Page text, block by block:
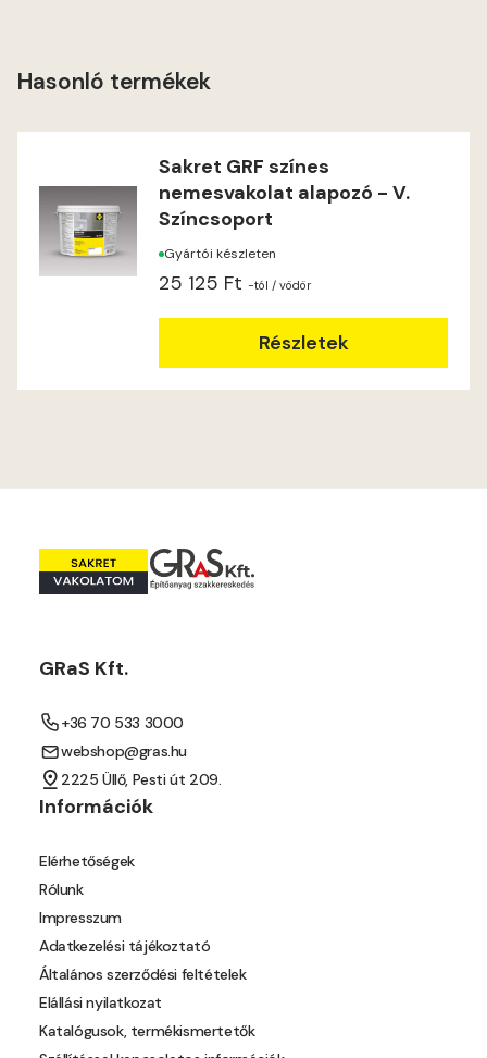
Indian-yellow D
Lilac B
Lilac C
Lime A
Magnolia C
Pear-yellow C
Hasonló termékek
Sakret GRF színes
nemesvakolat alapozó - V.
Színcsoport
Gyártói készleten
25 125 Ft -tól / vödör
Részletek
GRaS Kft.
+36 70 533 3000
webshop@gras.hu
2225 Üllő, Pesti út 209.
Információk
Elérhetőségek
Rólunk
Impresszum
Adatkezelési tájékoztató
Általános szerződési feltételek
Elállási nyilatkozat
Katalógusok, termékismertetők